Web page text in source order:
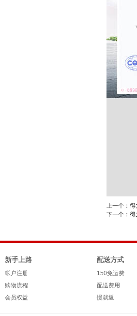
上一个： 得
下一个： 得
新手上路
帐户注册
购物流程
会员权益
配送方式
150免运费
配送费用
慢就返